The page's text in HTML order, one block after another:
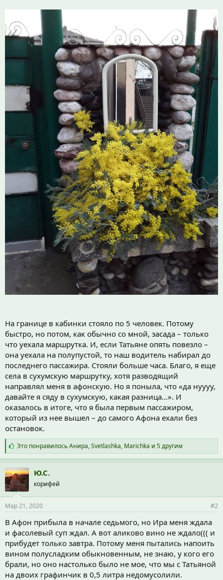
На границе в кабинки стояло по 5 человек. Потому
быстро, но потом, как обычно со мной, засада – только
что уехала маршрутка. И, если Татьяне опять повезло –
она уехала на полупустой, то наш водитель набирал до
последнего пассажира. Стояли больше часа. Благо, я еще
села в сухумскую маршрутку, хотя разводящий
направлял меня в афонскую. Но я поныла, что «да нуууу,
давайте я сяду в сухумскую, какая разница…». И
оказалось в итоге, что я была первым пассажиром,
который из нее вышел – до самого Афона ехали без
остановок.
С
и
м
п
а
т
и
:
Это понравилосьАнира,Svetlashka, Marichka и 5 другим
Ю.С.
корифей
Мар 21, 2020 #2
В Афон прибыла в начале седьмого, но Ира меня ждала
и фасолевый суп ждал. А вот аликово вино не ждало((( и
прибудет только завтра. Потому меня пытались напоить
вином полусладким обыкновенным, не знаю, у кого его
брали, но оно настолько было не мое, что мы с Татьяной
на двоих графинчик в 0,5 литра недомусолили.